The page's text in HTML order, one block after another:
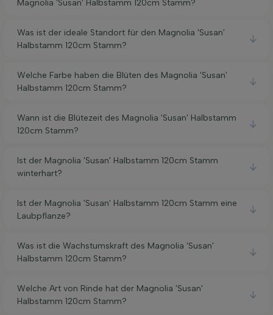
Magnolia 'Susan' Halbstamm 120cm Stamm?
Was ist der ideale Standort für den Magnolia 'Susan'
Halbstamm 120cm Stamm?
Welche Farbe haben die Blüten des Magnolia 'Susan'
Halbstamm 120cm Stamm?
Wann ist die Blütezeit des Magnolia 'Susan' Halbstamm
120cm Stamm?
Ist der Magnolia 'Susan' Halbstamm 120cm Stamm
winterhart?
Ist der Magnolia 'Susan' Halbstamm 120cm Stamm eine
Laubpflanze?
Was ist die Wachstumskraft des Magnolia 'Susan'
Halbstamm 120cm Stamm?
Welche Art von Rinde hat der Magnolia 'Susan'
Halbstamm 120cm Stamm?